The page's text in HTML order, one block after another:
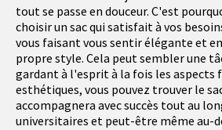
tout se passe en douceur. C'est
choisir un sac qui satisfait à vos
vous faisant vous sentir élégante et
propre style. Cela peut sembler une
gardant à l'esprit à la fois les
esthétiques, vous pouvez trouver le
accompagnera avec succès tout au
universitaires et peut-être même au-